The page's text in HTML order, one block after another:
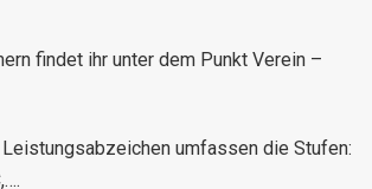
findet ihr unter dem Punkt Verein –
umfassen die Stufen: